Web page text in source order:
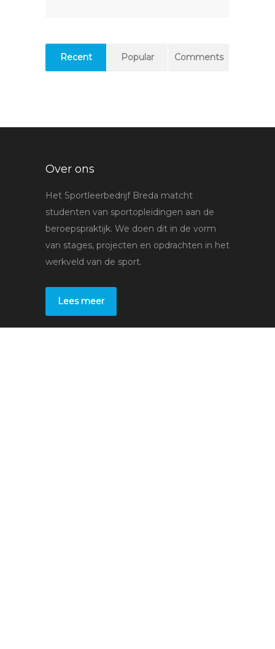
Recent Popular Comments
Over ons
Het Sportleerbedrijf Breda matcht
studenten van sportopleidingen aan de
beroepspraktijk. We doen dit in de vorm
van stages, projecten en opdrachten in het
werkveld van de sport.
Lees meer